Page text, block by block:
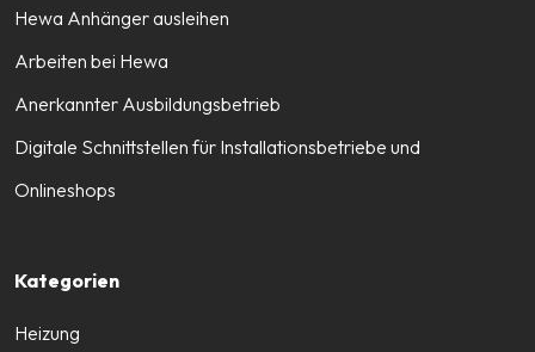
Hewa Anhänger ausleihen
Arbeiten bei Hewa
Anerkannter Ausbildungsbetrieb
Digitale Schnittstellen für Installationsbetriebe und
Onlineshops
Kategorien
Heizung